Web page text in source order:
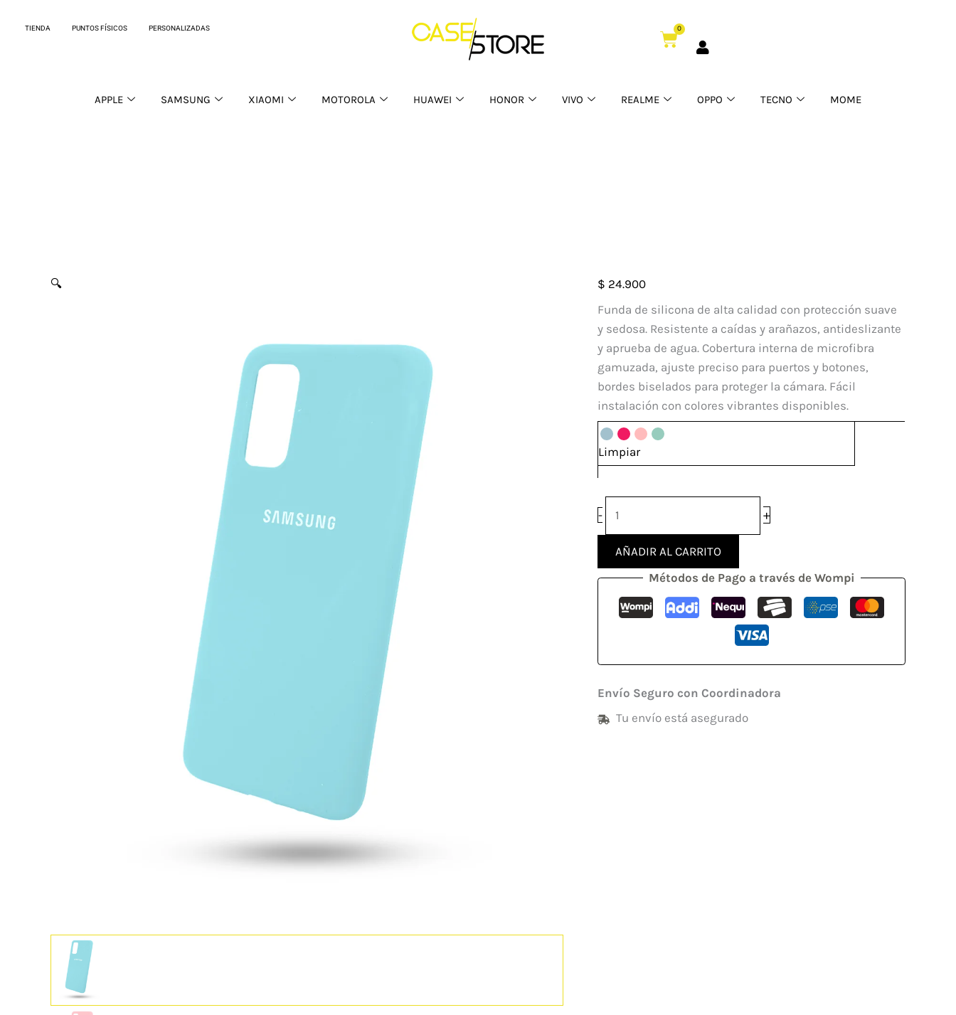
TIENDA PUNTOS FÍSICOS PERSONALIZADAS 0
Cart
APPLE SAMSUNG XIAOMI MOTOROLA HUAWEI HONOR VIVO REALME OPPO TECNO MOME
🔍 $ 24.900
Funda de silicona de alta calidad con protección suave
y sedosa. Resistente a caídas y arañazos, antideslizante
y aprueba de agua. Cobertura interna de microfibra
gamuzada, ajuste preciso para puertos y botones,
bordes biselados para proteger la cámara. Fácil
instalación con colores vibrantes disponibles.
Limpiar
-
Case
Silicone
Samsung
Galaxy
plus
cantidad
+
AÑADIR AL CARRITO
Métodos de Pago a través de Wompi
Envío Seguro con Coordinadora
Tu envío está asegurado